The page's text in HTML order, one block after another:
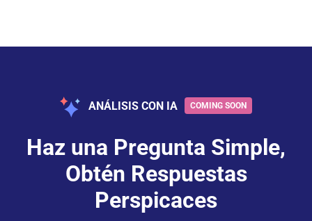
ANÁLISIS CON IA
Haz una Pregunta Simple,
Obtén Respuestas
Perspicaces